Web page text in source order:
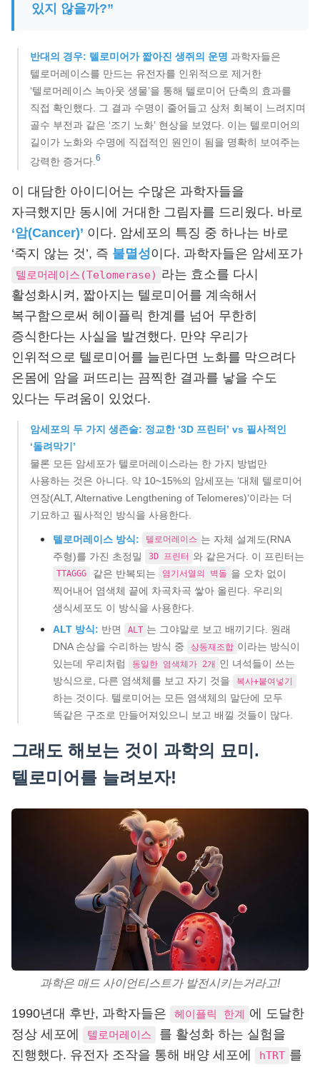
있지 않을까?”
반대의 경우: 텔로미어가 짧아진 생쥐의 운명 과학자들은
텔로머레이스를 만드는 유전자를 인위적으로 제거한
‘텔로머레이스 녹아웃 생물’을 통해 텔로미어 단축의 효과를
직접 확인했다. 그 결과 수명이 줄어들고 상처 회복이 느려지며
골수 부전과 같은 ‘조기 노화’ 현상을 보였다. 이는 텔로미어의
길이가 노화와 수명에 직접적인 원인이 됨을 명확히 보여주는
강력한 증거다.6
이 대담한 아이디어는 수많은 과학자들을
자극했지만 동시에 거대한 그림자를 드리웠다. 바로
‘암(Cancer)’ 이다. 암세포의 특징 중 하나는 바로
‘죽지 않는 것’, 즉 불멸성이다. 과학자들은 암세포가
텔로머레이스(Telomerase) 라는 효소를 다시
활성화시켜, 짧아지는 텔로미어를 계속해서
복구함으로써 헤이플릭 한계를 넘어 무한히
증식한다는 사실을 발견했다. 만약 우리가
인위적으로 텔로미어를 늘린다면 노화를 막으려다
온몸에 암을 퍼뜨리는 끔찍한 결과를 낳을 수도
있다는 두려움이 있었다.
암세포의 두 가지 생존술: 정교한 ‘3D 프린터’ vs 필사적인
‘돌려막기’
물론 모든 암세포가 텔로머레이스라는 한 가지 방법만
사용하는 것은 아니다. 약 10~15%의 암세포는 ‘대체 텔로미어
연장(ALT, Alternative Lengthening of Telomeres)‘이라는 더
기묘하고 필사적인 방식을 사용한다.
텔로머레이스 방식: 텔로머레이스 는 자체 설계도(RNA
주형)를 가진 초정밀
3D 프린터 와 같은거다. 이 프린터는
TTAGGG 같은 반복되는 염기서열의 벽돌 을 오차 없이
찍어내어 염색체 끝에 차곡차곡 쌓아 올린다. 우리의
생식세포도 이 방식을 사용한다.
ALT 방식: 반면 ALT 는 그야말로 보고 배끼기다. 원래
DNA 손상을 수리하는 방식 중
상동재조합 이라는 방식이
있는데 우리처럼
동일한 염색체가 2개 인 녀석들이 쓰는
방식으로, 다른 염색체를 보고 자기 것을
복사+붙여넣기
하는 것이다. 텔로미어는 모든 염색체의 말단에 모두
똑같은 구조로 만들어져있으니 보고 배낄 것들이 많다.
그래도 해보는 것이 과학의 묘미.
텔로미어를 늘려보자!
과학은 매드 사이언티스트가 발전시키는거라고!
1990년대 후반, 과학자들은 헤이플릭 한계 에 도달한
정상 세포에
텔로머레이스
를 활성화 하는 실험을
진행했다. 유전자 조작을 통해 배양 세포에
hTRT 를